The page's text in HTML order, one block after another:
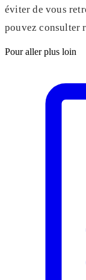
éviter de vous
pouvez consulter
Pour aller plus loin